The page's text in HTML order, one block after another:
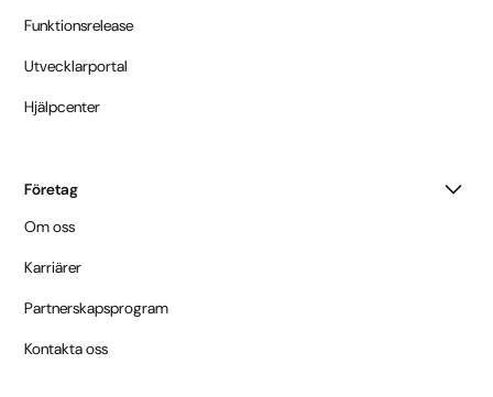
Funktionsrelease
Utvecklarportal
Hjälpcenter
Företag
Om oss
Karriärer
Partnerskapsprogram
Kontakta oss